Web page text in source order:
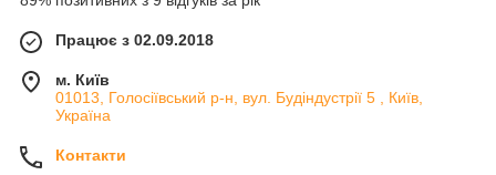
Працює з 02.09.2018
м. Київ
01013, Голосіївський р-н, вул. Будіндустрії 5 , Київ,
Україна
Контакти